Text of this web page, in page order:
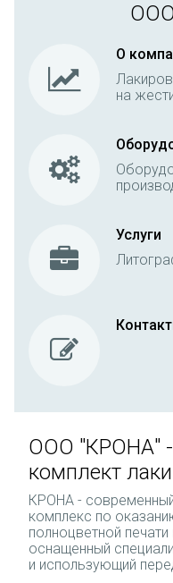
О
на
Услуги
ООО "КРОНА"
комплект
КРОНА -
комплекс по
полноцветной
оснащенный
и использующий